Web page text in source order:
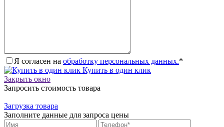
Я согласен на обработку персональных данных.*
Купить в один клик
Закрыть окно
Запросить стоимость товара
Загрузка товара
Заполните данные для запроса цены